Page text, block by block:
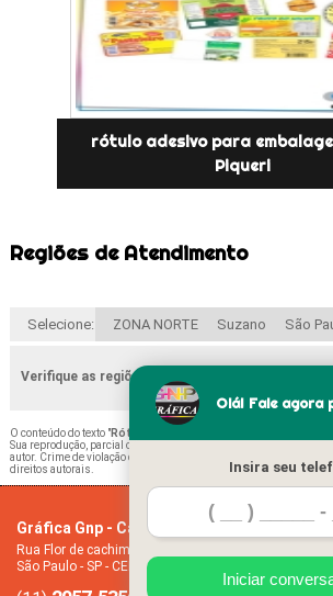
rótulo adesivo para
Piqueri
Regiões de Atendimento
Selecione: ZONA NORTE Suzano São
Verifique as regiões que atendemos
O conteúdo do texto "Rótulo Adesivo para Embalagem São
Sua reprodução, parcial ou total, mesmo citando nossos links, é
autor. Crime de violação de direito autoral – artigo 184 do Código
direitos autorais
Gráfica Gnp - Cartão de visita
Rua Flor de cachimbo, 274 - Jardim Santana
São Paulo - SP - CEP: 08050-040
Olá! Fale agora
Insira seu
Iniciar